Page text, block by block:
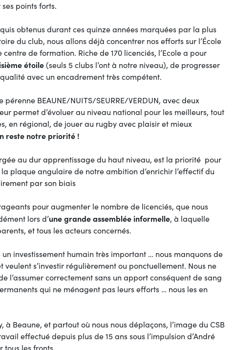
points forts.
obtenus durant ces quinze années marquées par la plus
du club, nous allons déjà concentrer nos efforts sur l’École
de formation. Riche de 170 licenciés, l’Ecole a pour
étoile(seuls 5 clubs l’ont à notre niveau), de progresser
avec un encadrement très compétent.
pérenne BEAUNE/NUITS/SEURRE/VERDUN, avec deux
permet d’évoluer au niveau national pour les meilleurs, tout
en régional, de jouer au rugby avec plaisir et mieux
reste notre priorité !
au dur apprentissage du haut niveau, est la priorité pour
plaque angulaire de notre ambition d’enrichir l’effectif du
par son biais
pour augmenter le nombre de licenciés, que nous
lors d’une grande assemblée informelle, à laquelle
et tous les acteurs concernés.
investissement humain très important … nous manquons de
veulent s’investir régulièrement ou ponctuellement. Nous ne
l’assumer correctement sans un apport conséquent de sang
qui ne ménagent pas leurs efforts … nous les en
à Beaune, et partout où nous nous déplaçons, l’image du CSB
effectué depuis plus de 15 ans sous l’impulsion d’André